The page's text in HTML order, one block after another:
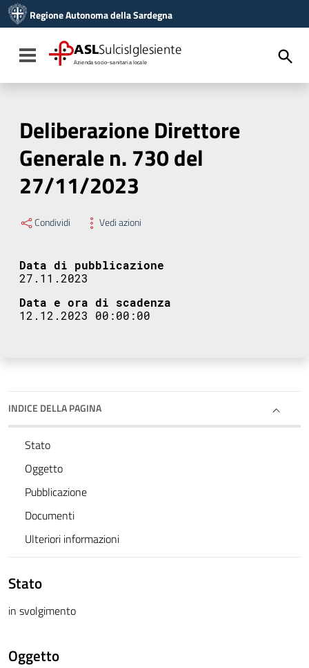
Vai al menu di navigazione
Vai al footer
Regione Autonoma della Sardegna
Toggle navigation
ASLSulcisIglesiente
Azienda socio-sanitaria locale
Deliberazione Direttore
Generale n. 730 del
27/11/2023
Condividi Vedi azioni
Data di pubblicazione
27.11.2023
Data e ora di scadenza
12.12.2023 00:00:00
INDICE DELLA PAGINA
Stato
Oggetto
Pubblicazione
Documenti
Ulteriori informazioni
Stato
in svolgimento
Oggetto